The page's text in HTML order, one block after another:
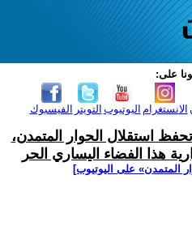
على:
الفيسبوك التويتر اليوتيوب الانستغرام
استقلال الحوار المتمدن،
هذا الفضاء اليساري الحر
المتمدن» على اليوتيوب]